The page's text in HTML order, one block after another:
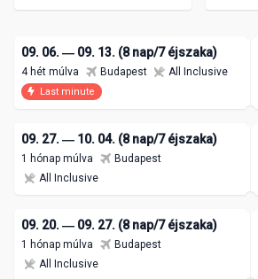
09. 06. ― 09. 13. (8 nap/7 éjszaka)
4 hét múlva Budapest All Inclusive
Last minute
09. 27. ― 10. 04. (8 nap/7 éjszaka)
1 hónap múlva
Budapest
All Inclusive
09. 20. ― 09. 27. (8 nap/7 éjszaka)
1 hónap múlva
Budapest
All Inclusive